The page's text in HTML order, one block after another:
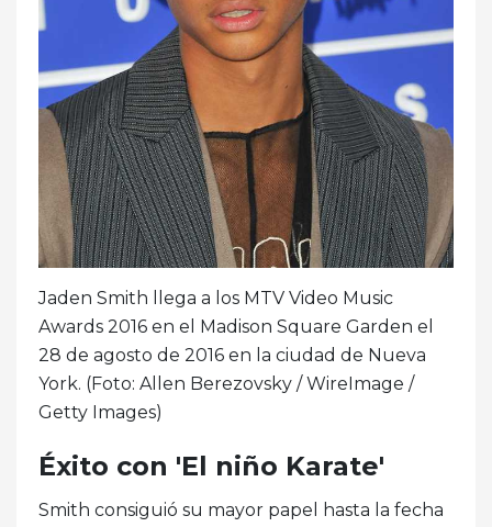
Jaden Smith llega a los MTV Video Music
Awards 2016 en el Madison Square Garden el
28 de agosto de 2016 en la ciudad de Nueva
York. (Foto: Allen Berezovsky / WireImage /
Getty Images)
Éxito con 'El niño Karate'
Smith consiguió su mayor papel hasta la fecha